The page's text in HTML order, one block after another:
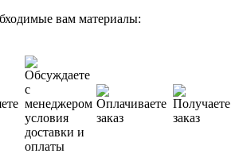
вам материалы: